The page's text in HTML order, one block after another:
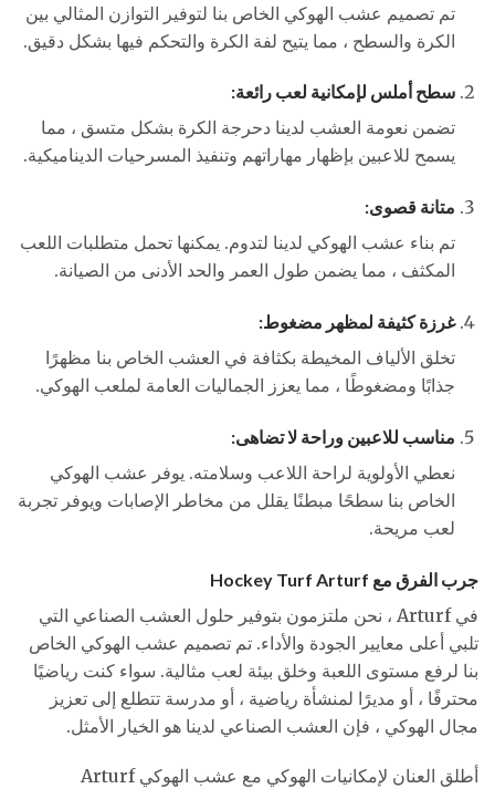
تم تصميم عشب الهوكي الخاص بنا لتوفير التوازن المثالي بين
الكرة والسطح ، مما يتيح لفة الكرة والتحكم فيها بشكل دقيق.
سطح أملس لإمكانية لعب رائعة:
تضمن نعومة العشب لدينا دحرجة الكرة بشكل متسق ، مما
يسمح للاعبين بإظهار مهاراتهم وتنفيذ المسرحيات الديناميكية.
متانة قصوى:
تم بناء عشب الهوكي لدينا لتدوم. يمكنها تحمل متطلبات اللعب
المكثف ، مما يضمن طول العمر والحد الأدنى من الصيانة.
غرزة كثيفة لمظهر مضغوط:
تخلق الألياف المخيطة بكثافة في العشب الخاص بنا مظهرًا
جذابًا ومضغوطًا ، مما يعزز الجماليات العامة لملعب الهوكي.
مناسب للاعبين وراحة لا تضاهى:
نعطي الأولوية لراحة اللاعب وسلامته. يوفر عشب الهوكي
الخاص بنا سطحًا مبطنًا يقلل من مخاطر الإصابات ويوفر تجربة
لعب مريحة.
جرب الفرق مع Hockey Turf Arturf
في Arturf ، نحن ملتزمون بتوفير حلول العشب الصناعي التي
تلبي أعلى معايير الجودة والأداء. تم تصميم عشب الهوكي الخاص
بنا لرفع مستوى اللعبة وخلق بيئة لعب مثالية. سواء كنت رياضيًا
محترفًا ، أو مديرًا لمنشأة رياضية ، أو مدرسة تتطلع إلى تعزيز
مجال الهوكي ، فإن العشب الصناعي لدينا هو الخيار الأمثل.
أطلق العنان لإمكانيات الهوكي مع عشب الهوكي Arturf